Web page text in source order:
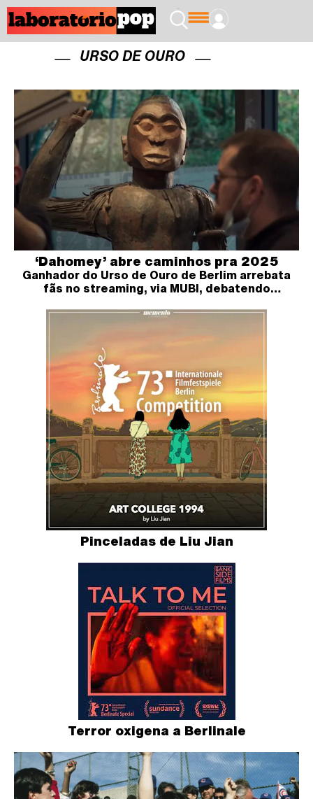
URSO DE OURO
‘Dahomey’ abre caminhos pra 2025
Ganhador do Urso de Ouro de Berlim arrebata
fãs no streaming, via MUBI, debatendo
Pinceladas de Liu Jian
Terror oxigena a Berlinale